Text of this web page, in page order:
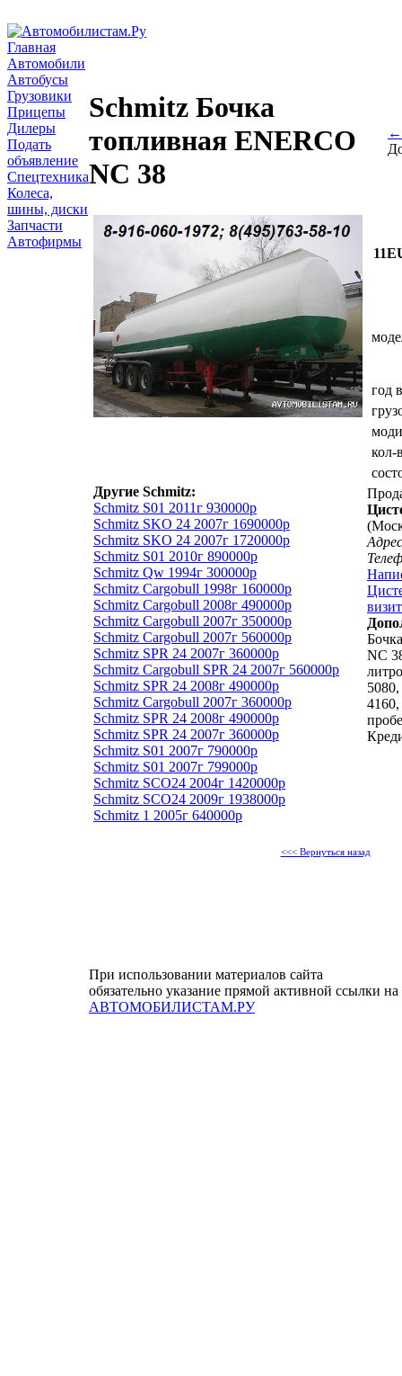
Главная
Автомобили
Автобусы
Грузовики
Прицепы
Дилеры
Подать
объявление
Спецтехника
Колеса,
шины, диски
Запчасти
Автофирмы
Schmitz Бочка
топливная ENERCO
NC 38
←
Другие Schmitz:
Schmitz S01 2011г 930000р
Schmitz SKO 24 2007г 1690000р
Schmitz SKO 24 2007г 1720000р
Schmitz S01 2010г 890000р
Schmitz Qw 1994г 300000р
Schmitz Cargobull 1998г 160000р
Schmitz Cargobull 2008г 490000р
Schmitz Cargobull 2007г 350000р
Schmitz Cargobull 2007г 560000р
Schmitz SPR 24 2007г 360000р
Schmitz Cargobull SPR 24 2007г 560000р
Schmitz SPR 24 2008г 490000р
Schmitz Cargobull 2007г 360000р
Schmitz SPR 24 2008г 490000р
Schmitz SPR 24 2007г 360000р
Schmitz S01 2007г 790000р
Schmitz S01 2007г 799000р
Schmitz SCO24 2004г 1420000р
Schmitz SCO24 2009г 1938000р
Schmitz 1 2005г 640000р
год
кол-
NC
<<< Вернуться назад
При использовании материалов сайта
обязательно указание прямой активной ссылки на
АВТОМОБИЛИСТАМ.РУ